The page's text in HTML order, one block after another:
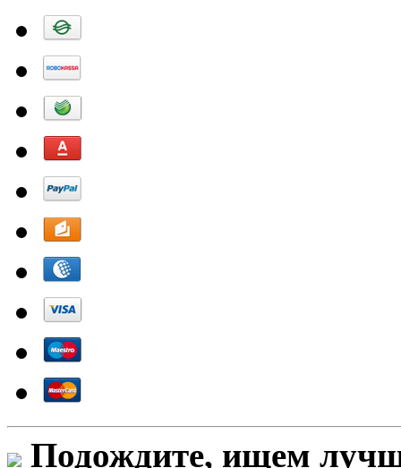
Подождите, ищем